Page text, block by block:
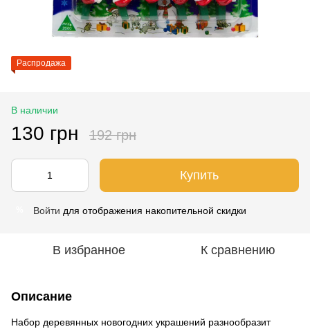
Распродажа
В наличии
130 грн 192 грн
Купить
Войти для отображения накопительной скидки
В избранное К сравнению
Описание
Набор деревянных новогодних украшений разнообразит